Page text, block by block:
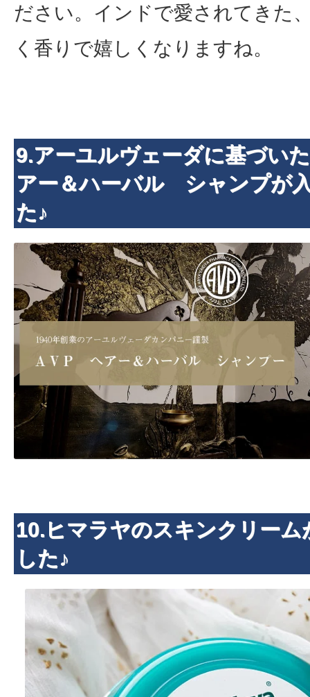
ださい。インドで愛されてきた
く香りで嬉しくなりますね。
9.アーユルヴェーダに基づい
アー＆ハーバル シャンプが
た♪
10.ヒマラヤのスキンクリーム
した♪